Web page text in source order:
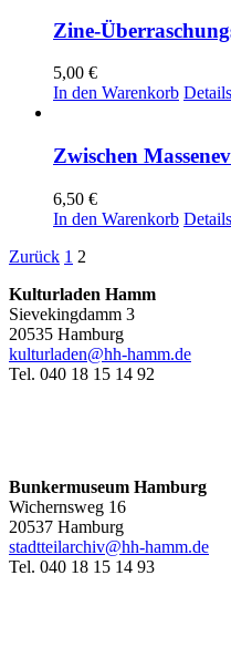
Zine-
5,00 €
In den Warenkorb Details
Zwischen
6,50 €
In den Warenkorb Details
Zurück 1 2
Kulturladen Hamm
Sievekingdamm 3
20535 Hamburg
kulturladen@hh-hamm.de
Tel. 040 18 15 14 92
Bunkermuseum Hamburg
Wichernsweg 16
20537 Hamburg
stadtteilarchiv@hh-hamm.de
Tel. 040 18 15 14 93